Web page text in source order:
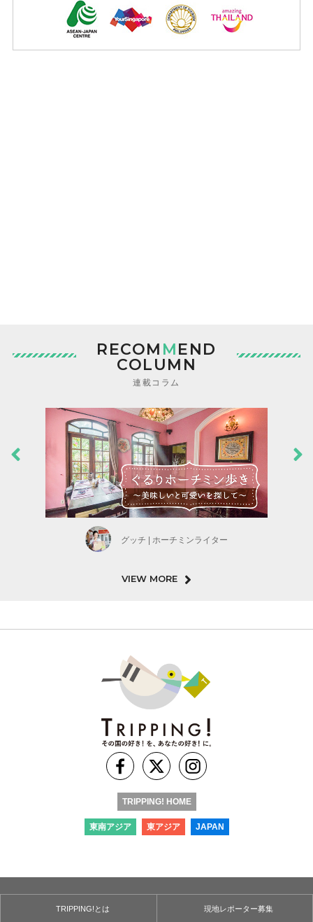
RECOM MEND
COLUMN
連載コラム
グッチ | ホーチミンライター
VIEW MORE
TRIPPING! HOME
東南アジア 東アジア JAPAN
TRIPPING!とは 現地レポーター募集